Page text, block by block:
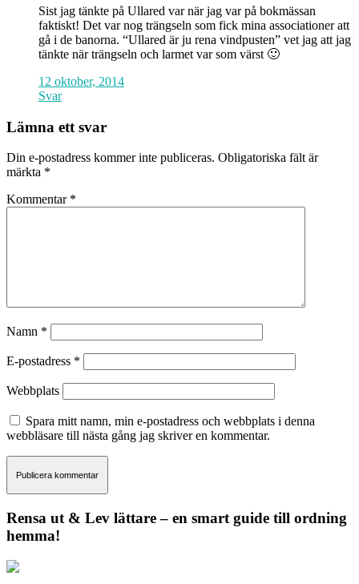
Sist jag tänkte på Ullared var när jag var på bokmässan
faktiskt! Det var nog trängseln som fick mina associationer att
gå i de banorna. “Ullared är ju rena vindpusten” vet jag att jag
tänkte när trängseln och larmet var som värst 🙂
12 oktober, 2014
Svar
Lämna ett svar
Din e-postadress kommer inte publiceras. Obligatoriska fält är
märkta *
Kommentar *
Namn *
E-postadress *
Webbplats
Spara mitt namn, min e-postadress och webbplats i denna
webbläsare till nästa gång jag skriver en kommentar.
Rensa ut & Lev lättare – en smart guide till ordning
hemma!